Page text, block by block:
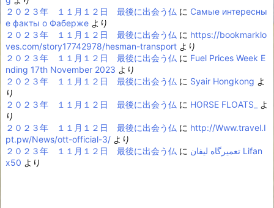
２０２３年 １１月１２日 最後に出会う仏 に Самые интересны
е факты о Фаберже より
２０２３年 １１月１２日 最後に出会う仏 に https://bookmarklo
ves.com/story17742978/hesman-transport より
２０２３年 １１月１２日 最後に出会う仏 に Fuel Prices Week E
nding 17th November 2023 より
２０２３年 １１月１２日 最後に出会う仏 に Syair Hongkong よ
り
２０２３年 １１月１２日 最後に出会う仏 に HORSE FLOATS_
よ
り
２０２３年 １１月１２日 最後に出会う仏 に http://Www.travel.I
pt.pw/News/ott-official-3/ より
２０２３年 １１月１２日 最後に出会う仏 に تعمیرگاه لیفان Lifan
x50 より